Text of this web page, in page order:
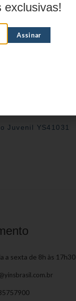
Juvenil YS41031
a sexta de 8h às 17h30
exclusivas!